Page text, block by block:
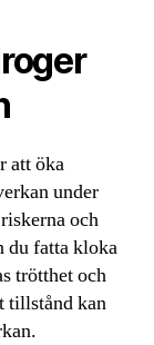
att öka
under
och
du fatta kloka
trötthet och
tillstånd kan